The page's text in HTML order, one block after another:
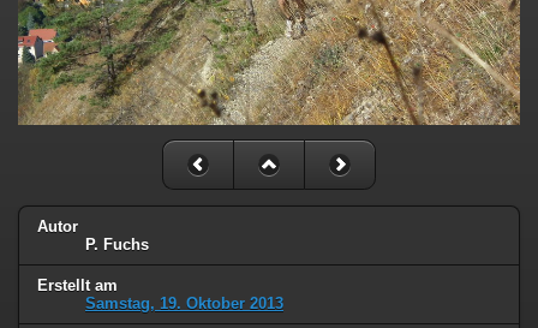
Autor
P. Fuchs
Erstellt am
Samstag, 19. Oktober 2013